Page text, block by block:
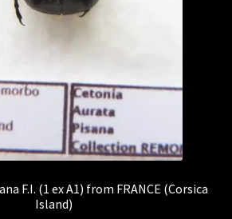
F.I. (1 ex A1) from FRANCE (Corsica
Island)